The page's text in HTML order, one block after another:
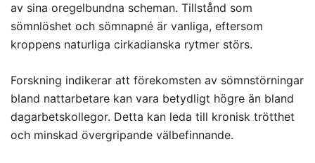
av sina oregelbundna scheman. Tillstånd som
sömnlöshet och sömnapné är vanliga, eftersom
kroppens naturliga cirkadianska rytmer störs.
Forskning indikerar att förekomsten av sömnstörningar
bland nattarbetare kan vara betydligt högre än bland
dagarbetskollegor. Detta kan leda till kronisk trötthet
och minskad övergripande välbefinnande.